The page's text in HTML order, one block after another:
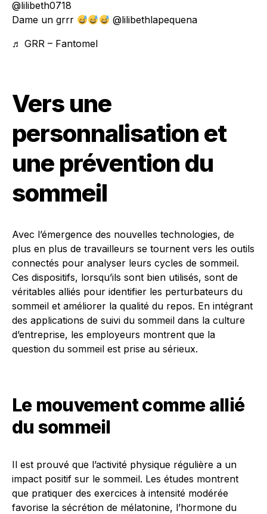
@lilibeth0718
Dame un grrr
@lilibethlapequena
♬ GRR – Fantomel
Vers une
personnalisation et
une prévention du
sommeil
Avec l’émergence des nouvelles technologies, de
plus en plus de travailleurs se tournent vers les outils
connectés pour analyser leurs cycles de sommeil.
Ces dispositifs, lorsqu’ils sont bien utilisés, sont de
véritables alliés pour identifier les perturbateurs du
sommeil et améliorer la qualité du repos. En intégrant
des applications de suivi du sommeil dans la culture
d’entreprise, les employeurs montrent que la
question du sommeil est prise au sérieux.
Le mouvement comme allié
du sommeil
Il est prouvé que l’activité physique régulière a un
impact positif sur le sommeil. Les études montrent
que pratiquer des exercices à intensité modérée
favorise la sécrétion de mélatonine, l’hormone du